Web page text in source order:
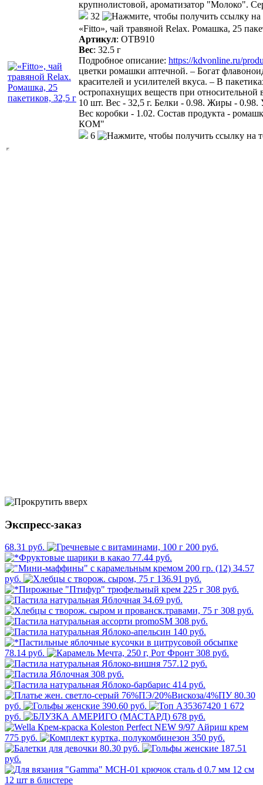
крупнолистовой, ароматизатор
32
«Fitto», чай травяной Relax. Ромашка, 25
Артикул: ОТВ910
Вес: 32.5 г
Подробное описание: https://kdvonline.ru/
цветки ромашки аптечной. – Богат
красителей и усилителей вкуса. – В
остропахнущих веществ при относительной
10 шт. Вес - 32,5 г. Белки - 0.98. Жиры -
Вес коробки - 1.02. Состав продукта -
КОМ"
6
Экспресс-заказ
68.31 руб.
200 руб.
77.44 руб.
34.57
руб.
136.91 руб.
308 руб.
34.69 руб.
308 руб.
308 руб.
140 руб.
78.14 руб.
308 руб.
757.12 руб.
308 руб.
414 руб.
80.30
руб.
390.60 руб.
1 672
руб.
678 руб.
775 руб.
350 руб.
80.30 руб.
187.51
руб.